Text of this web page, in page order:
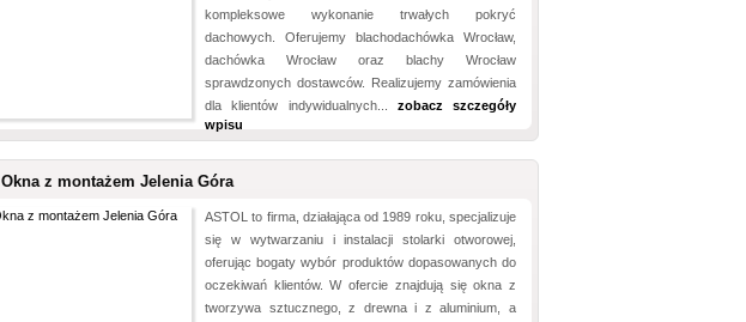
kompleksowe wykonanie trwałych pokryć
dachowych. Oferujemy blachodachówka Wrocław,
dachówka Wrocław oraz blachy Wrocław
sprawdzonych dostawców. Realizujemy zamówienia
dla klientów indywidualnych... zobacz szczegóły
wpisu
Okna z montażem Jelenia Góra
ASTOL to firma, działająca od 1989 roku, specjalizuje
się w wytwarzaniu i instalacji stolarki otworowej,
oferując bogaty wybór produktów dopasowanych do
oczekiwań klientów. W ofercie znajdują się okna z
tworzywa sztucznego, z drewna i z aluminium, a